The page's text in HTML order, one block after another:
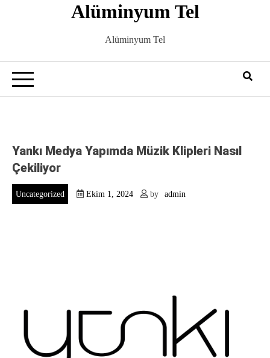
Alüminyum Tel
Alüminyum Tel
Yankı Medya Yapımda Müzik Klipleri Nasıl
Çekiliyor
Uncategorized Ekim 1, 2024 by admin